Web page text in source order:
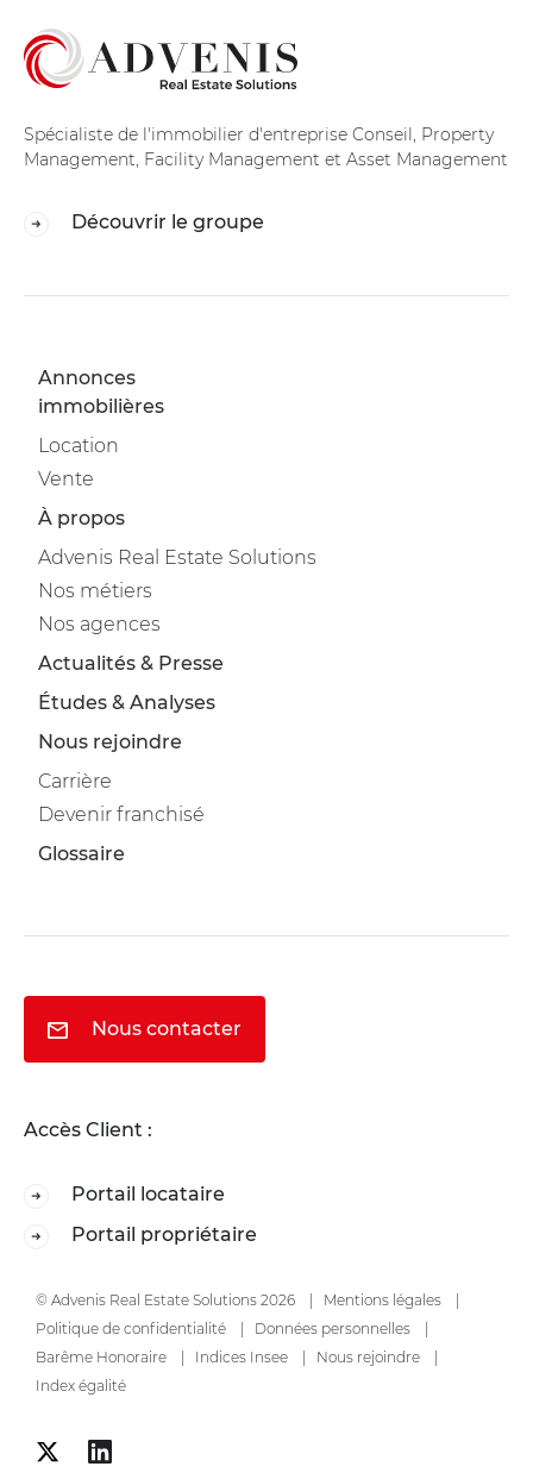
Spécialiste de l'immobilier d'entreprise Conseil, Property
Management, Facility Management et Asset Management
Découvrir le groupe
Annonces
immobilières
Location
Vente
À propos
Advenis Real Estate Solutions
Nos métiers
Nos agences
Actualités & Presse
Études & Analyses
Nous rejoindre
Carrière
Devenir franchisé
Glossaire
Nous contacter
Accès Client :
Portail locataire
Portail propriétaire
© Advenis Real Estate Solutions 2026
Mentions légales
Politique de confidentialité
Données personnelles
Barême Honoraire
Indices Insee
Nous rejoindre
Index égalité